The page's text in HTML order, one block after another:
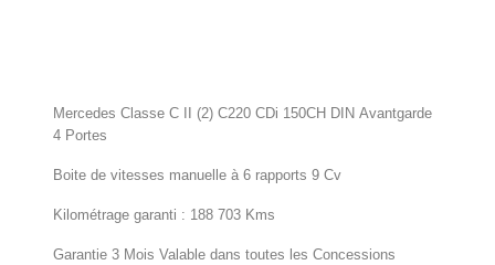
Mercedes Classe C II (2) C220 CDi 150CH DIN Avantgarde
4 Portes
Boite de vitesses manuelle à 6 rapports 9 Cv
Kilométrage garanti : 188 703 Kms
Garantie 3 Mois Valable dans toutes les Concessions